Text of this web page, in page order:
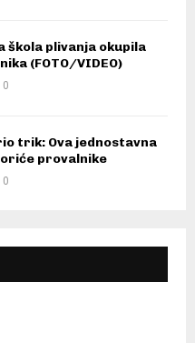
škola plivanja okupila
(FOTO/VIDEO)
0
trik: Ova jednostavna
provalnike
0